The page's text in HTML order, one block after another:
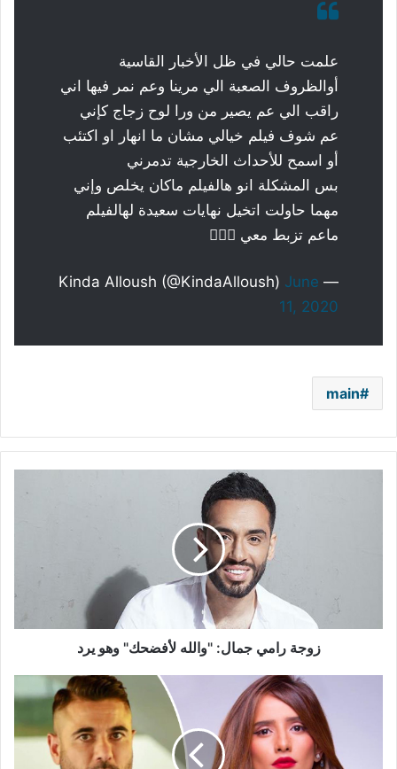
علمت حالي في ظل الأخبار القاسية
أوالظروف الصعبة الي مرينا وعم نمر فيها اني
راقب الي عم يصير من ورا لوح زجاج كإني
عم شوف فيلم خيالي مشان ما انهار او اكتئب
أو اسمح للأحداث الخارجية تدمرني
بس المشكلة انو هالفيلم ماكان يخلص وإني
مهما حاولت اتخيل نهايات سعيدة لهالفيلم
ماعم تزبط معي 🤦🏻‍♀️
— Kinda Alloush (@KindaAlloush)
June
11, 2020
main
زوجة رامي جمال: "والله لأفضحك" وهو يرد
شقيقتها..